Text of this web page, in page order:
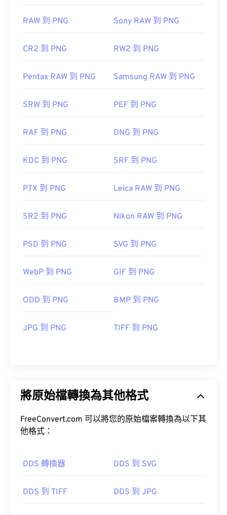
RAW 到 PNG Sony RAW 到 PNG
CR2 到 PNG RW2 到 PNG
Pentax RAW 到 PNG Samsung RAW 到 PNG
SRW 到 PNG PEF 到 PNG
RAF 到 PNG DNG 到 PNG
KDC 到 PNG SRF 到 PNG
PTX 到 PNG Leica RAW 到 PNG
SR2 到 PNG Nikon RAW 到 PNG
PSD 到 PNG SVG 到 PNG
WebP 到 PNG GIF 到 PNG
ODD 到 PNG BMP 到 PNG
JPG 到 PNG TIFF 到 PNG
將原始檔轉換為其他格式
FreeConvert.com 可以將您的原始檔案轉換為以下其
他格式：
DDS 轉換器 DDS 到 SVG
DDS 到 TIFF DDS 到 JPG